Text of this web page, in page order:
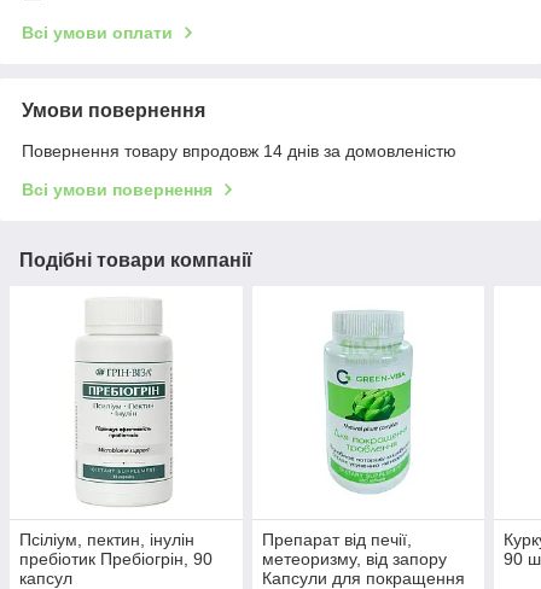
Всі умови оплати
Умови повернення
Повернення товару впродовж 14 днів за домовленістю
Всі умови повернення
Подібні товари компанії
Псіліум, пектин, інулін
пребіотик Пребіогрін, 90
капсул
Препарат від печії,
метеоризму, від запору
Капсули для покращення
90